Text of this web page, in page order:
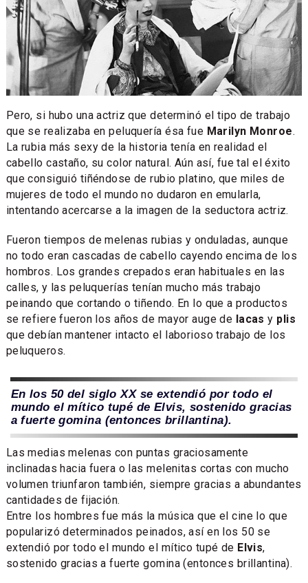
Pero, si hubo una actriz que determinó el tipo de trabajo
que se realizaba en peluquería ésa fue Marilyn Monroe.
La rubia más sexy de la historia tenía en realidad el
cabello castaño, su color natural. Aún así, fue tal el éxito
que consiguió tiñéndose de rubio platino, que miles de
mujeres de todo el mundo no dudaron en emularla,
intentando acercarse a la imagen de la seductora actriz.
Fueron tiempos de melenas rubias y onduladas, aunque
no todo eran cascadas de cabello cayendo encima de los
hombros. Los grandes crepados eran habituales en las
calles, y las peluquerías tenían mucho más trabajo
peinando que cortando o tiñendo. En lo que a productos
se refiere fueron los años de mayor auge de lacas y plis
que debían mantener intacto el laborioso trabajo de los
peluqueros.
En los 50 del siglo XX se extendió por todo el
mundo el mítico tupé de Elvis, sostenido gracias
a fuerte gomina (entonces brillantina).
Las medias melenas con puntas graciosamente
inclinadas hacia fuera o las melenitas cortas con mucho
volumen triunfaron también, siempre gracias a abundantes
cantidades de fijación.
Entre los hombres fue más la música que el cine lo que
popularizó determinados peinados, así en los 50 se
extendió por todo el mundo el mítico tupé de Elvis,
sostenido gracias a fuerte gomina (entonces brillantina).